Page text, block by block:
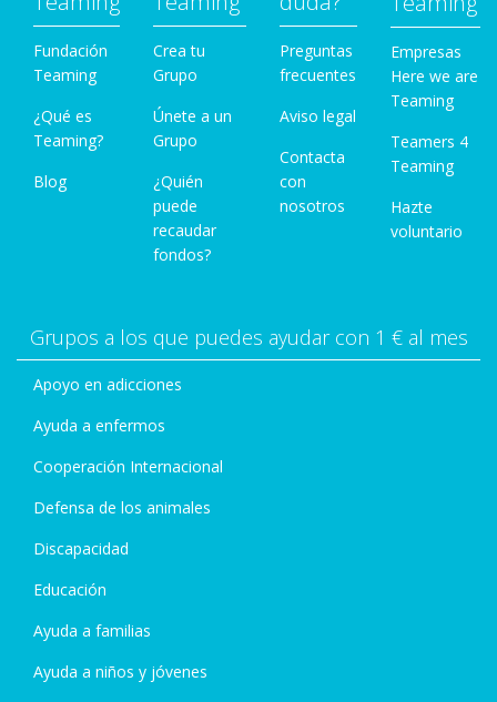
Fundación
Teaming
¿Qué es
Teaming?
Blog
Crea tu
Grupo
Únete a un
Grupo
¿Quién
puede
recaudar
fondos?
Preguntas
frecuentes
Aviso legal
Contacta
con
nosotros
Empresas
Here we are
Teaming
Teamers 4
Teaming
Hazte
voluntario
Grupos a los que puedes ayudar con 1 € al mes
Apoyo en adicciones
Ayuda a enfermos
Cooperación Internacional
Defensa de los animales
Discapacidad
Educación
Ayuda a familias
Ayuda a niños y jóvenes